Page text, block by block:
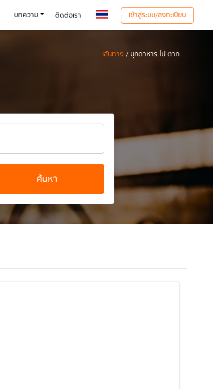
บทความ ติดต่อเรา เข้าสู่ระบบ/ลงทะเบียน
เส้นทาง/ มุกดาหาร ไป ตาก
ค้นหา